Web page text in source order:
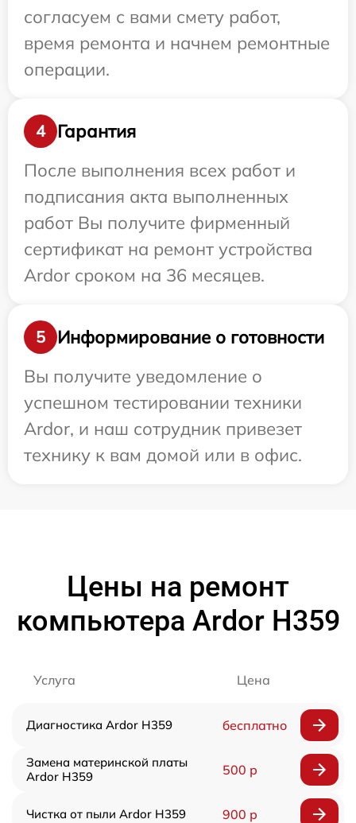
согласуем с вами смету работ,
время ремонта и начнем ремонтные
операции.
4
Гарантия
После выполнения всех работ и
подписания акта выполненных
работ Вы получите фирменный
сертификат на ремонт устройства
Ardor сроком на 36 месяцев.
5
Информирование о готовности
Вы получите уведомление о
успешном тестировании техники
Ardor, и наш сотрудник привезет
технику к вам домой или в офис.
Цены на ремонт
компьютера Ardor H359
Услуга Цена
Диагностика Ardor H359 бесплатно
Замена материнской платы
Ardor H359
500 р
Чистка от пыли Ardor H359 900 р